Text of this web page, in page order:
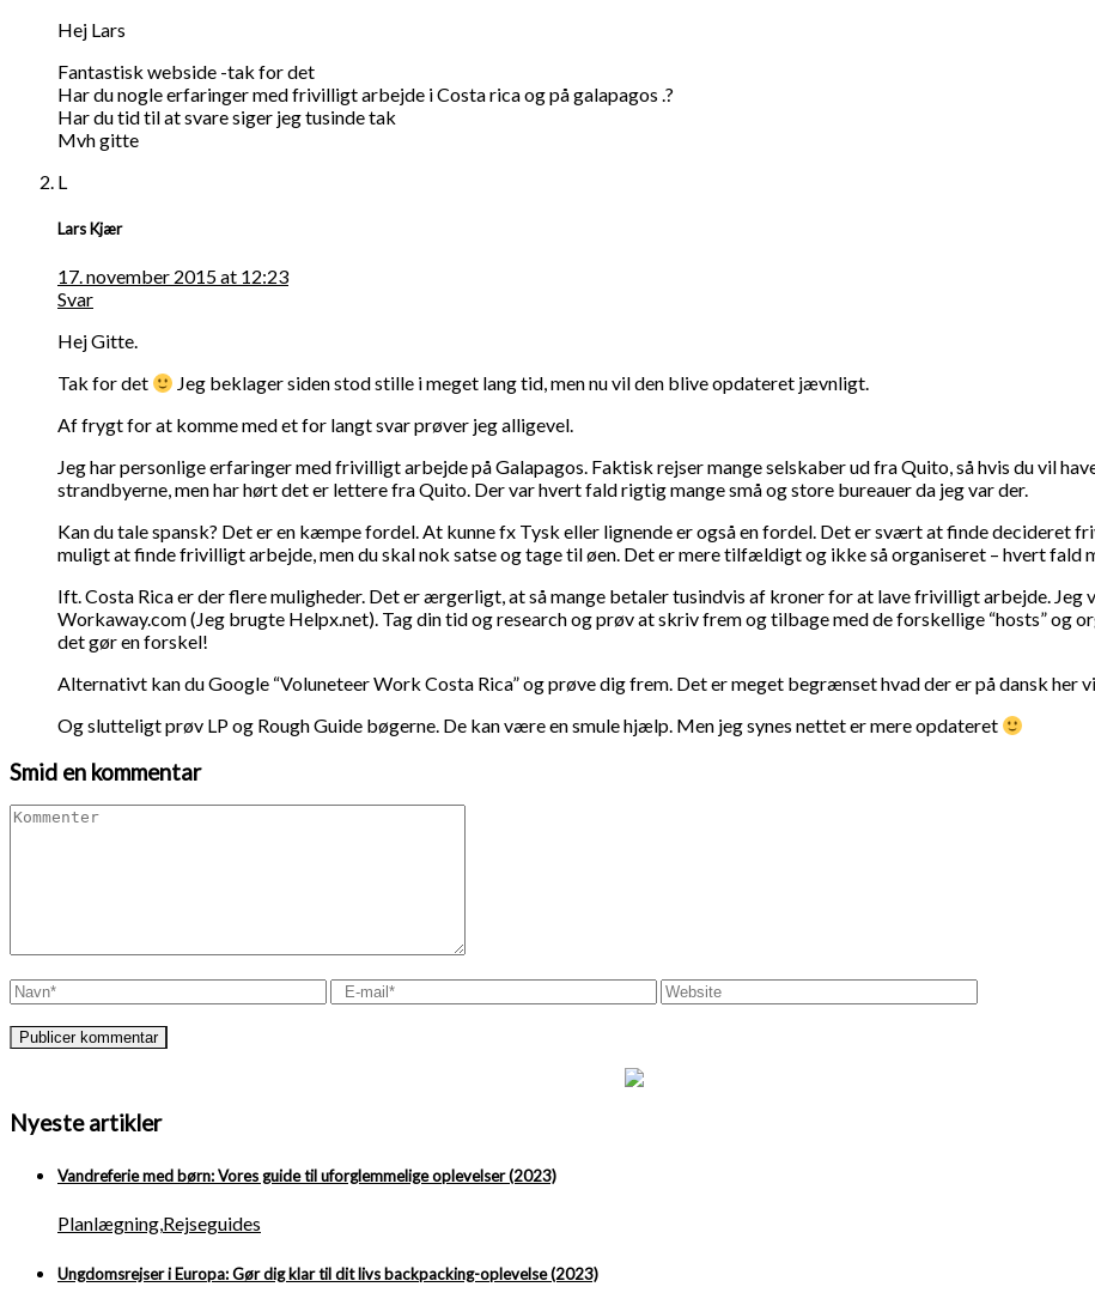
Hej Lars
Fantastisk webside -tak for det
Har du nogle erfaringer med frivilligt arbejde i Costa rica og på galapagos .?
Har du tid til at svare siger jeg tusinde tak
Mvh gitte
L
Lars Kjær
17. november 2015 at 12:23
Svar
Hej Gitte.
Tak for det
Jeg beklager siden stod stille i meget lang tid, men nu vil den blive opdateret jævnligt.
Af frygt for at komme med et for langt svar prøver jeg alligevel.
Jeg har personlige erfaringer med frivilligt arbejde på Galapagos. Faktisk rejser mange selskaber ud fra Quito, så hvis du vil
strandbyerne, men har hørt det er lettere fra Quito. Der var hvert fald rigtig mange små og store bureauer da jeg var der.
Kan du tale spansk? Det er en kæmpe fordel. At kunne fx Tysk eller lignende er også en fordel. Det er svært at finde decideret
muligt at finde frivilligt arbejde, men du skal nok satse og tage til øen. Det er mere tilfældigt og ikke så organiseret – hvert fald
Ift. Costa Rica er der flere muligheder. Det er ærgerligt, at så mange betaler tusindvis af kroner for at lave frivilligt arbejde.
Workaway.com (Jeg brugte Helpx.net). Tag din tid og research og prøv at skriv frem og tilbage med de forskellige “hosts” og
det gør en forskel!
Alternativt kan du Google “Voluneteer Work Costa Rica” og prøve dig frem. Det er meget begrænset hvad der er på dansk her
Og slutteligt prøv LP og Rough Guide bøgerne. De kan være en smule hjælp. Men jeg synes nettet er mere opdateret
Smid en kommentar
Nyeste artikler
Vandreferie med børn: Vores guide til uforglemmelige oplevelser (2023)
Planlægning,Rejseguides
Ungdomsrejser i Europa: Gør dig klar til dit livs backpacking-oplevelse (2023)